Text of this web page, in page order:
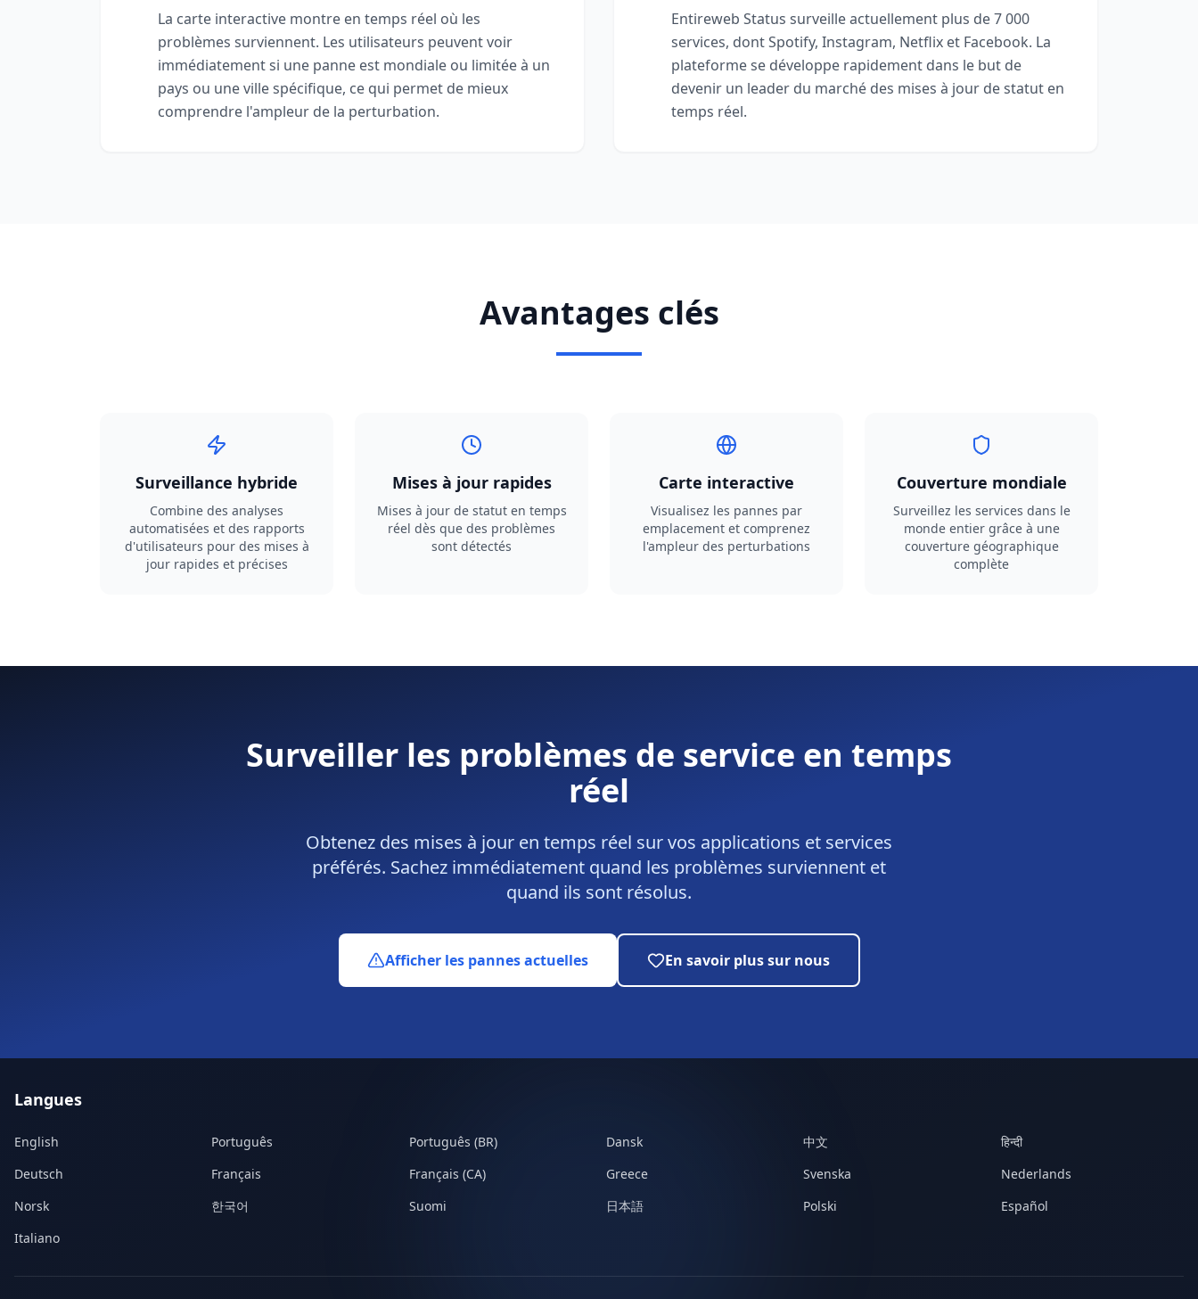
La carte interactive montre en temps réel où les
problèmes surviennent. Les utilisateurs peuvent voir
immédiatement si une panne est mondiale ou limitée à un
pays ou une ville spécifique, ce qui permet de mieux
comprendre l'ampleur de la perturbation.
Entireweb Status surveille actuellement plus de 7 000
services, dont Spotify, Instagram, Netflix et Facebook. La
plateforme se développe rapidement dans le but de
devenir un leader du marché des mises à jour de statut en
temps réel.
Avantages clés
Surveillance hybride
Combine des analyses
automatisées et des rapports
d'utilisateurs pour des mises à
jour rapides et précises
Mises à jour rapides
Mises à jour de statut en temps
réel dès que des problèmes
sont détectés
Carte interactive
Visualisez les pannes par
emplacement et comprenez
l'ampleur des perturbations
Couverture mondiale
Surveillez les services dans le
monde entier grâce à une
couverture géographique
complète
Surveiller les problèmes de service en temps
réel
Obtenez des mises à jour en temps réel sur vos applications et services
préférés. Sachez immédiatement quand les problèmes surviennent et
quand ils sont résolus.
Afficher les pannes actuelles En savoir plus sur nous
Langues
English Português Português (BR) Dansk 中文
हिन्दी
Deutsch
Français Français (CA) Greece Svenska
Nederlands
Norsk
한국어 Suomi 日本語 Polski
Español
Italiano